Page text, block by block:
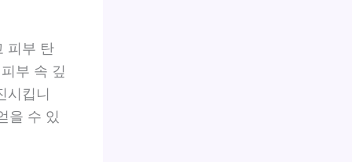
피부 탄
부 속 깊
시킵니
을 수 있